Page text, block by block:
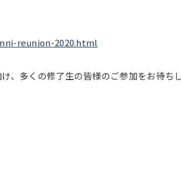
reunion-2020.html
、多くの修了生の皆様のご参加をお待ち